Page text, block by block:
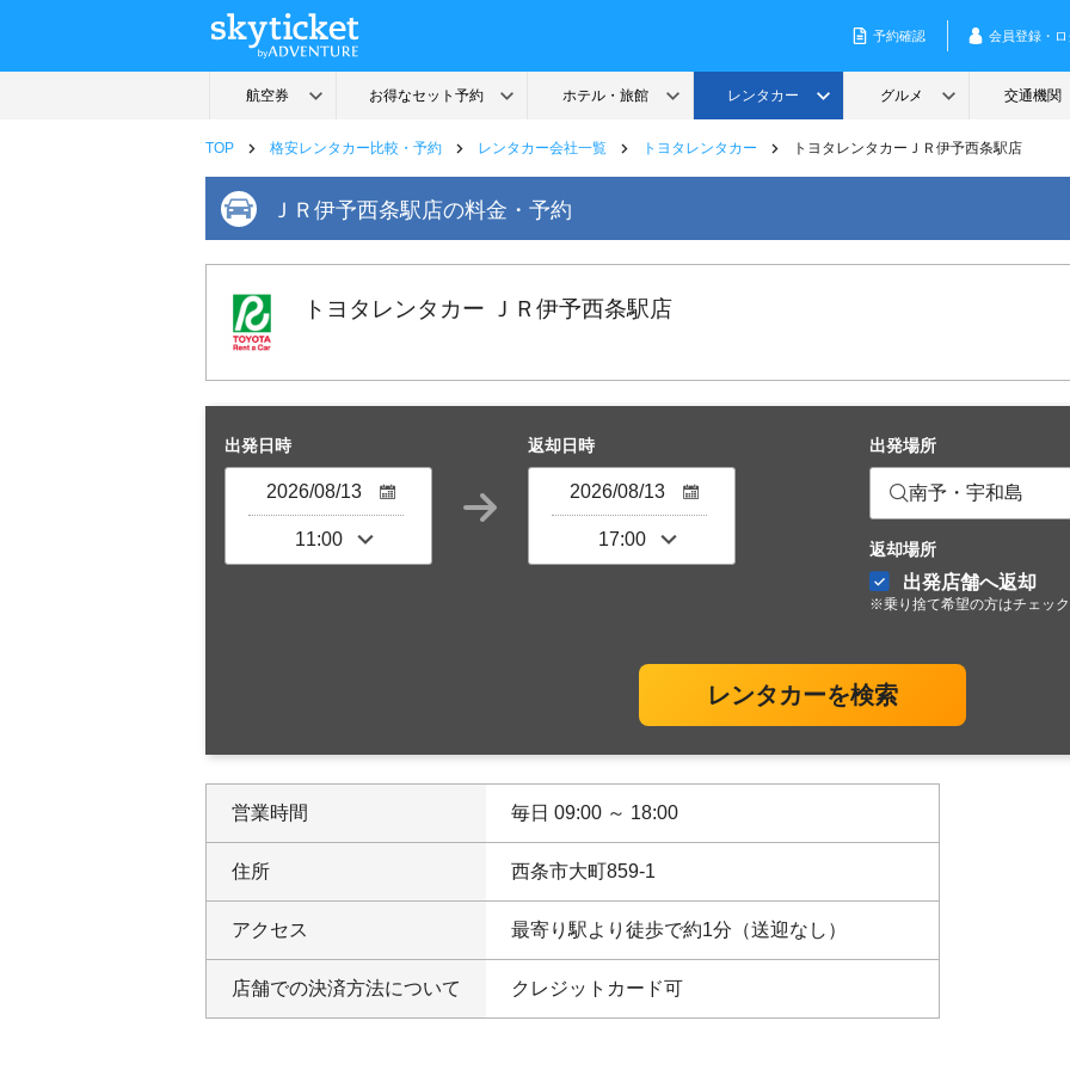
TOP 格安レンタカー比較・予約 レンタカー会社一覧 トヨタレンタカー トヨタレンタカーＪＲ伊予西条駅店
ＪＲ伊予西条駅店の料金・予約
トヨタレンタカー ＪＲ伊予西条駅店
出発日時 返却日時 出発場所
南予・宇和島
返却場所
出発店舗へ返却
※乗り捨て希望の方はチェッ
レンタカーを検索
営業時間 毎日 09:00 ～ 18:00
住所 西条市大町859-1
アクセス 最寄り駅より徒歩で約1分（送迎なし）
店舗での決済方法について クレジットカード可